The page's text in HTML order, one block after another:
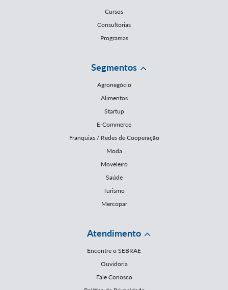
Cursos
Consultorias
Programas
Segmentos
Agronegócio
Alimentos
Startup
E-Commerce
Franquias / Redes de Cooperação
Moda
Moveleiro
Saúde
Turismo
Mercopar
Atendimento
Encontre o SEBRAE
Ouvidoria
Fale Conosco